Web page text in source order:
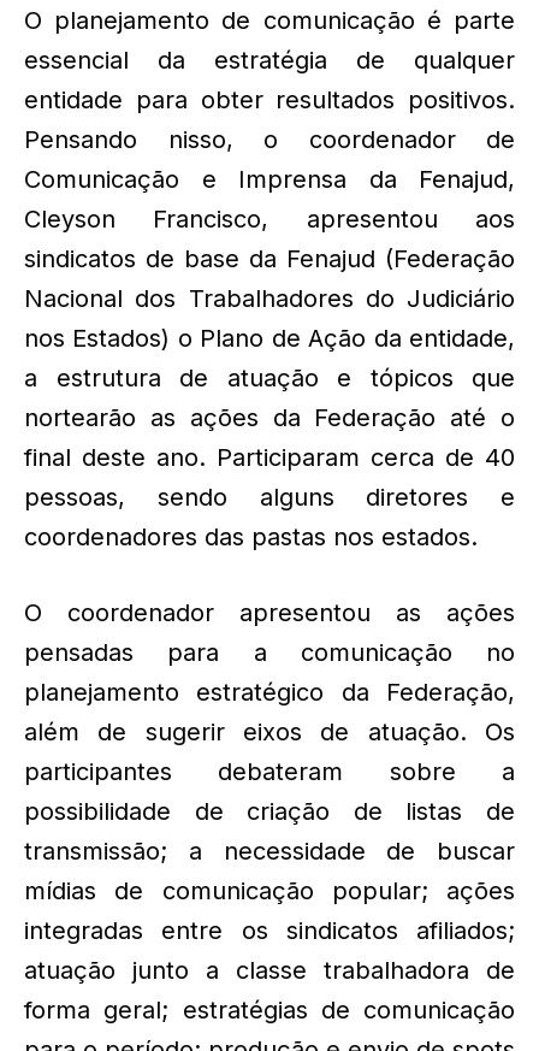
O planejamento de comunicação é parte
essencial da estratégia de qualquer
entidade para obter resultados positivos.
Pensando nisso, o coordenador de
Comunicação e Imprensa da Fenajud,
Cleyson Francisco, apresentou aos
sindicatos de base da Fenajud (Federação
Nacional dos Trabalhadores do Judiciário
nos Estados) o Plano de Ação da entidade,
a estrutura de atuação e tópicos que
nortearão as ações da Federação até o
final deste ano. Participaram cerca de 40
pessoas, sendo alguns diretores e
coordenadores das pastas nos estados.
O coordenador apresentou as ações
pensadas para a comunicação no
planejamento estratégico da Federação,
além de sugerir eixos de atuação. Os
participantes debateram sobre a
possibilidade de criação de listas de
transmissão; a necessidade de buscar
mídias de comunicação popular; ações
integradas entre os sindicatos afiliados;
atuação junto a classe trabalhadora de
forma geral; estratégias de comunicação